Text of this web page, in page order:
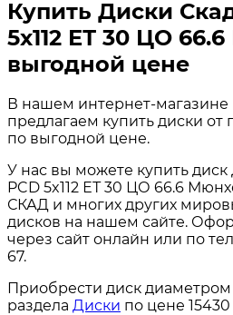
Купить Диски
5x112 ЕТ 30 ЦО
выгодной цене
В нашем интернет-
предлагаем купить диски
по выгодной цене.
У нас вы можете купить диск
PCD 5x112 ЕТ 30 ЦО 66.6
СКАД и многих других
дисков на нашем сайте.
через сайт онлайн или по
67.
Приобрести диск диаметром
раздела Диски по цене